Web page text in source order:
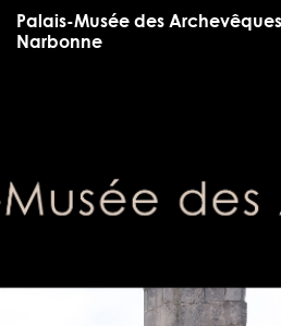
Palais-Musée des
Narbonne